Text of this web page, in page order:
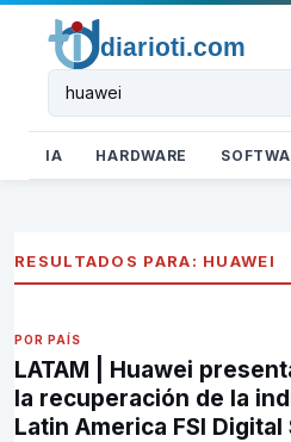
Buscar
IA HARDWARE
RESULTADOS PARA: HUAWEI
POR PAÍS
LATAM | Huawei
la recuperación de la
Latin America FSI Digital